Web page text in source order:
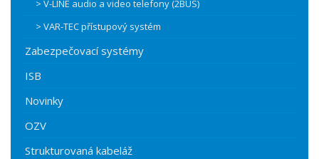
> V-LINE audio a video telefony (2BUS)
> VAR-TEC přístupový systém
Zabezpečovací systémy
ISB
Novinky
OZV
Strukturovaná kabeláž